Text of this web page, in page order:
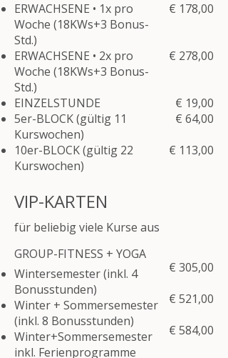
​ERWACHSENE • 1x pro
Woche (18KWs+3 Bonus-
Std.)
ERWACHSENE • 2x pro
Woche (18KWs+3 Bonus-
Std.)
EINZELSTUNDE
5er-BLOCK (gültig 11
Kurswochen)
10er-BLOCK (gültig 22
Kurswochen)
VIP-KARTEN
für beliebig viele Kurse aus
GROUP-FITNESS + YOGA
Wintersemester (inkl. 4
Bonusstunden)
Winter + Sommersemester
(inkl. 8 Bonusstunden)
Winter+Sommersemester
inkl. Ferienprogramme
​€ 178,00
​€ 278,00
​€ 19,00
€ 64,00
€ 113,00
€ 305,00
€ 521,00
€ 584,00